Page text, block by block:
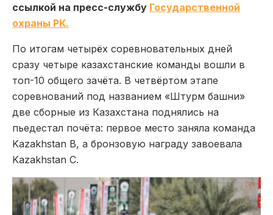
ссылкой на пресс-службу Государственной
охраны РК.
По итогам четырёх соревновательных дней
сразу четыре казахстанские команды вошли в
топ-10 общего зачёта. В четвёртом этапе
соревнований под названием «Штурм башни»
две сборные из Казахстана поднялись на
пьедестал почёта: первое место заняла команда
Kazakhstan B, а бронзовую награду завоевала
Kazakhstan C.